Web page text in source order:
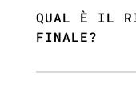
QUAL È IL
FINALE?